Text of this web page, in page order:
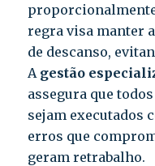
regra visa manter
de descanso,
A gestão
assegura que
sejam executados
erros que
geram retrabalho.